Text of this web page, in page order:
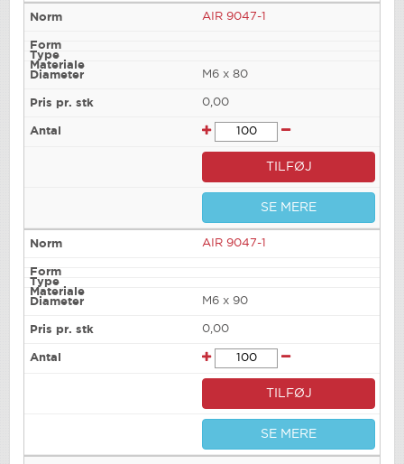
AIR 9047-1
M6 x 80
0,00
TILFØJ
SE MERE
AIR 9047-1
M6 x 90
0,00
TILFØJ
SE MERE